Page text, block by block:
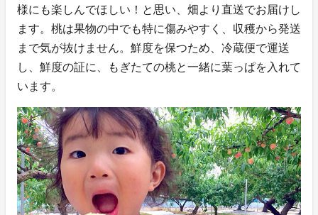
様にも楽しんでほしい！と思い、畑より直送でお届けし
ます。桃は果物の中でも特に傷みやすく、収穫から発送
まで気が抜けません。鮮度を保つため、冷蔵便で運送
し、鮮度の証に、もぎたての桃と一緒に葉っぱを入れて
います。